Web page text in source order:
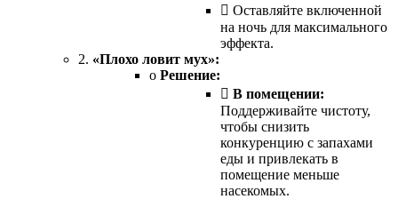
 Оставляйте включенной
на ночь для максимального
эффекта.
2. «Плохо ловит мух»:
o Решение:
 В помещении:
Поддерживайте чистоту,
чтобы снизить
конкуренцию с запахами
еды и привлекать в
помещение меньше
насекомых.